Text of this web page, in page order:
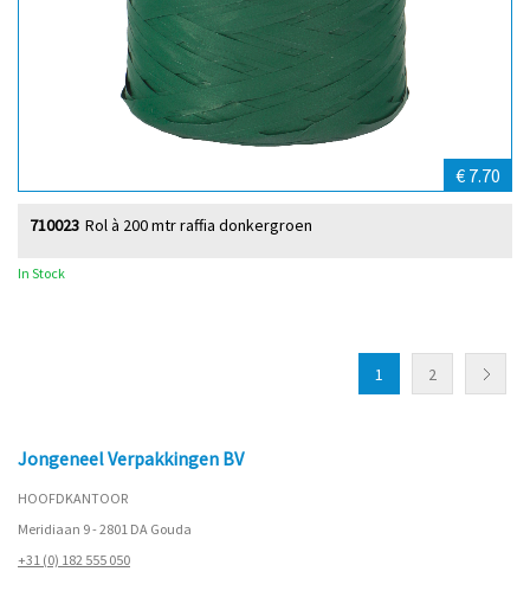
€ 7.70
Rol à 200 mtr raffia donkergroen
710023
In Stock
1 2
Jongeneel Verpakkingen BV
HOOFDKANTOOR
Meridiaan 9 - 2801 DA Gouda
+31 (0) 182 555 050